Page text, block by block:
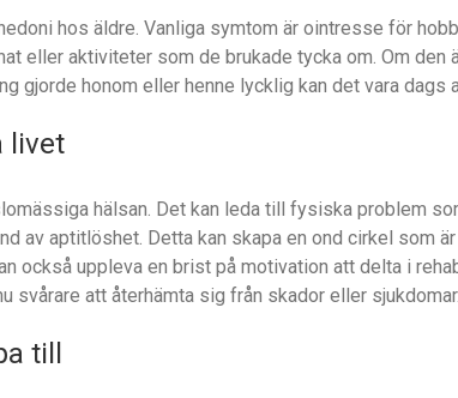
hos äldre. Vanliga symtom är ointresse för
eller aktiviteter som de brukade tycka om. Om den
gjorde honom eller henne lycklig kan det vara dags
livet
hälsan. Det kan leda till fysiska problem
av aptitlöshet. Detta kan skapa en ond cirkel som
också uppleva en brist på motivation att delta i
svårare att återhämta sig från skador eller sjukdomar.
till